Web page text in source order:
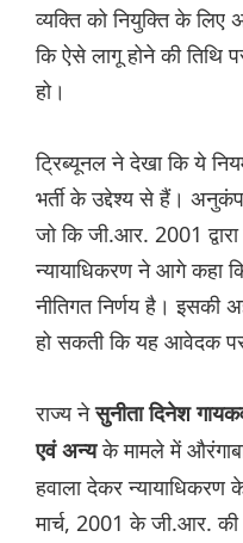
व्यक्ति को नियुक्ति के लिए
कि ऐसे लागू होने की तिथि
हो।
ट्रिब्यूनल ने देखा कि ये
भर्ती के उद्देश्य से हैं।
जो कि जी.आर. 2001
न्यायाधिकरण ने आगे कहा
नीतिगत निर्णय है। इसकी
हो सकती कि यह आवेदक
राज्य नेसुनीता दिनेश
एवं अन्यके मामले में
हवाला देकर
मार्च, 2001 के जी.आर. की